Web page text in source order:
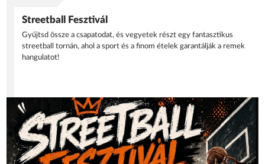
Streetball Fesztivál
Gyűjtsd össze a csapatodat, és vegyetek részt egy fantasztikus
streetball tornán, ahol a sport és a finom ételek garantálják a remek
hangulatot!